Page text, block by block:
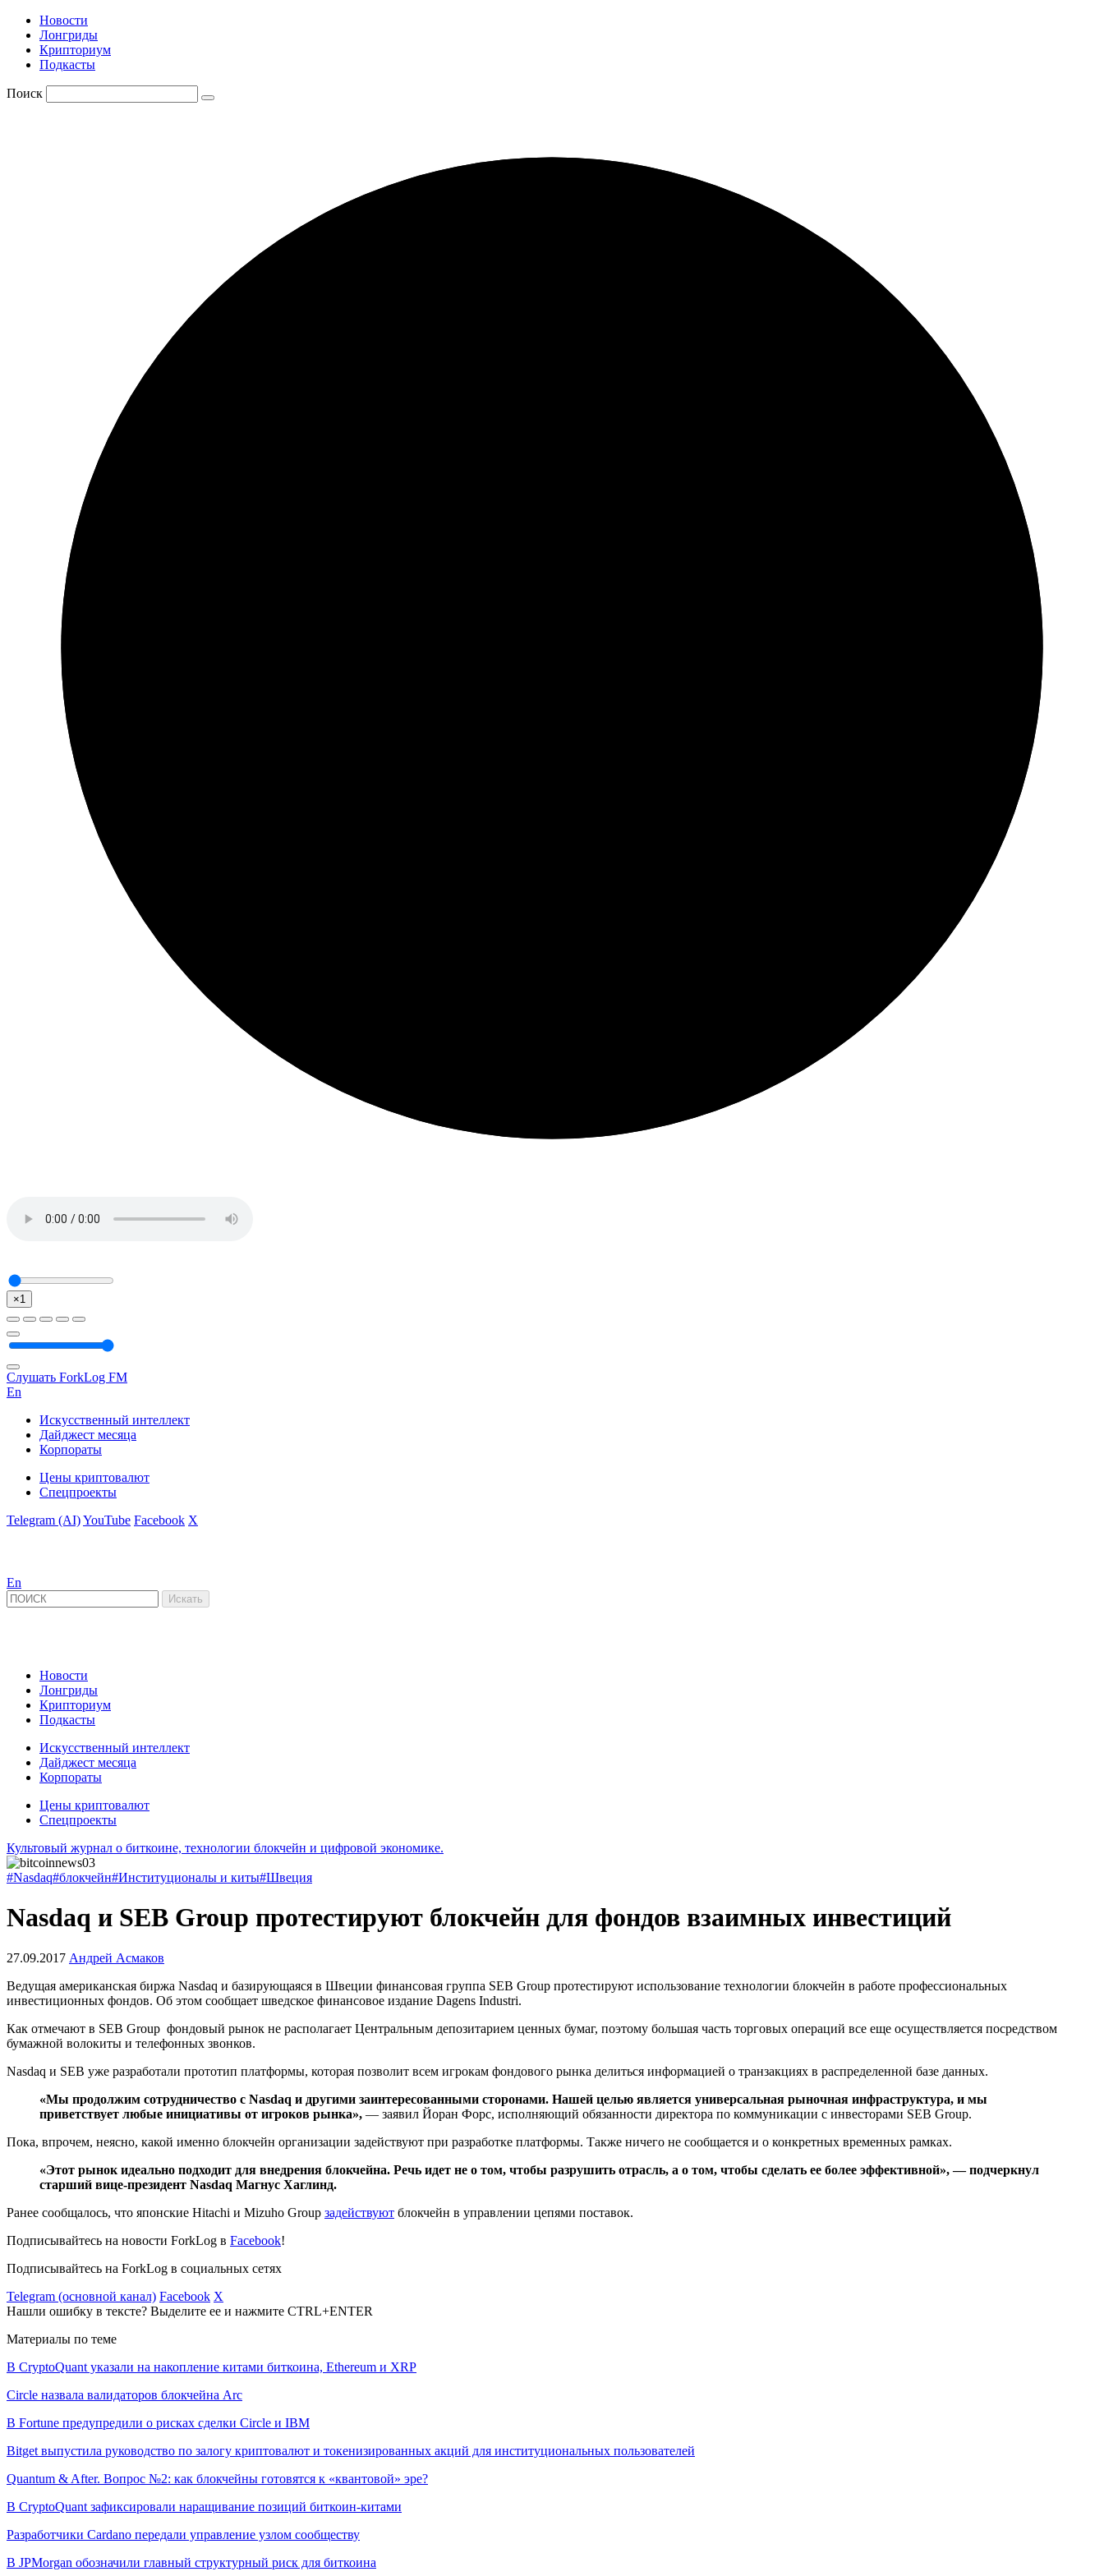
Новости
Лонгриды
Крипториум
Подкасты
Поиск
×1
Слушать ForkLog FM
En
Искусственный интеллект
Дайджест месяца
Корпораты
Цены криптовалют
Спецпроекты
Telegram (AI)YouTube Facebook X
En
Новости
Лонгриды
Крипториум
Подкасты
Искусственный интеллект
Дайджест месяца
Корпораты
Цены криптовалют
Спецпроекты
Культовый журнал о биткоине, технологии блокчейн и цифровой экономике.
#Nasdaq#блокчейн#Институционалы и киты#Швеция
Nasdaq и SEB Group протестируют блокчейн для фондов взаимных инвестиций
27.09.2017 Андрей Асмаков
Ведущая американская биржа Nasdaq и базирующаяся в Швеции финансовая группа SEB Group протестируют использование технологии блокчейн в работе профессиональных
инвестиционных фондов. Об этом сообщает шведское финансовое издание Dagens Industri.
Как отмечают в SEB Group фондовый рынок не располагает Центральным депозитарием ценных бумаг, поэтому большая часть торговых операций все еще осуществляется посредством
бумажной волокиты и телефонных звонков.
Nasdaq и SEB уже разработали прототип платформы, которая позволит всем игрокам фондового рынка делиться информацией о транзакциях в распределенной базе данных.
«Мы продолжим сотрудничество с Nasdaq и другими заинтересованными сторонами. Нашей целью является универсальная рыночная инфраструктура, и мы
приветствует любые инициативы от игроков рынка», — заявил Йоран Форс, исполняющий обязанности директора по коммуникации с инвесторами SEB Group.
Пока, впрочем, неясно, какой именно блокчейн организации задействуют при разработке платформы. Также ничего не сообщается и о конкретных временных рамках.
«Этот рынок идеально подходит для внедрения блокчейна. Речь идет не о том, чтобы разрушить отрасль, а о том, чтобы сделать ее более эффективной», — подчеркнул
старший вице-президент Nasdaq Магнус Хаглинд.
Ранее сообщалось, что японские Hitachi и Mizuho Group задействуют блокчейн в управлении цепями поставок.
Подписывайтесь на новости ForkLog в Facebook!
Подписывайтесь на ForkLog в социальных сетях
Telegram (основной канал) Facebook X
Нашли ошибку в тексте? Выделите ее и нажмите CTRL+ENTER
Материалы по теме
В CryptoQuant указали на накопление китами биткоина, Ethereum и XRP
Circle назвала валидаторов блокчейна Arc
В Fortune предупредили о рисках сделки Circle и IBM
Bitget выпустила руководство по залогу криптовалют и токенизированных акций для институциональных пользователей
Quantum & After. Вопрос №2: как блокчейны готовятся к «квантовой» эре?
В CryptoQuant зафиксировали наращивание позиций биткоин-китами
Разработчики Cardano передали управление узлом сообществу
В JPMorgan обозначили главный структурный риск для биткоина